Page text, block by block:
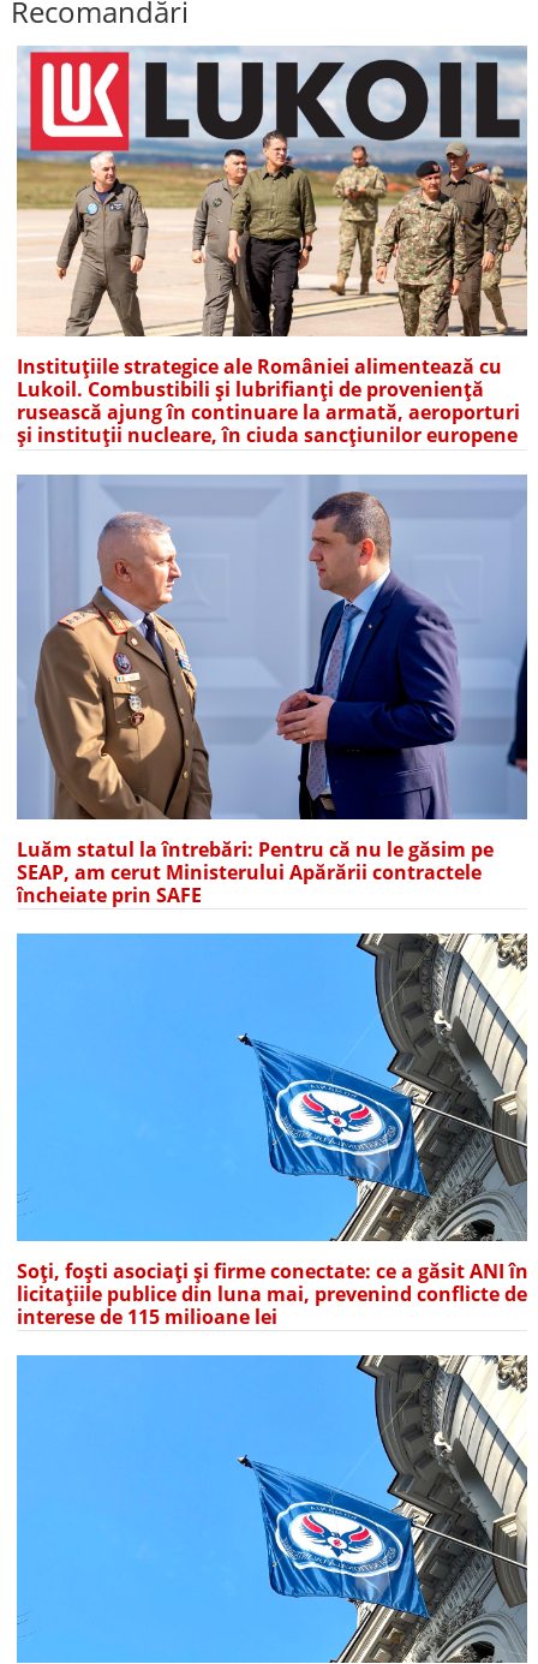
Recomandări
Instituțiile strategice ale României alimentează cu
Lukoil. Combustibili și lubrifianți de proveniență
rusească ajung în continuare la armată, aeroporturi
și instituții nucleare, în ciuda sancțiunilor europene
Luăm statul la întrebări: Pentru că nu le găsim pe
SEAP, am cerut Ministerului Apărării contractele
încheiate prin SAFE
Soți, foști asociați și firme conectate: ce a găsit ANI în
licitațiile publice din luna mai, prevenind conflicte de
interese de 115 milioane lei